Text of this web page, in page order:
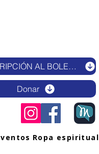
SUSCRIPCIÓN AL BOLETÍN ELECTRÓNICO
Donar
Ropa espiritual